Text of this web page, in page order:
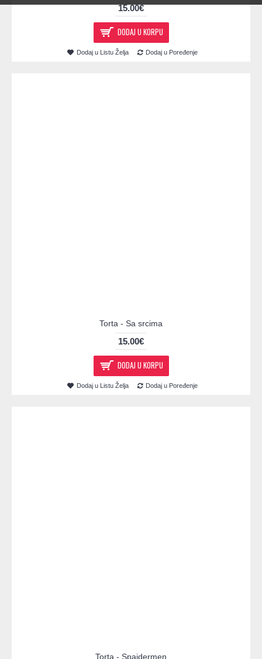
15.00€
DODAJ U KORPU
Dodaj u Listu Želja Dodaj u Poređenje
Torta - Sa srcima
15.00€
DODAJ U KORPU
Dodaj u Listu Želja Dodaj u Poređenje
Torta - Spajdermen